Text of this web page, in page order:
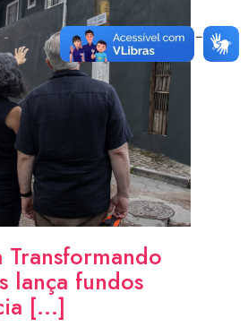
Transformando
lança fundos
[...]